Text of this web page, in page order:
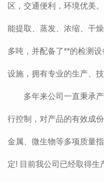
区，交通便利，环境优美
能提取、蒸发、浓缩、干
多吨，并配备了**的检测
设施，拥有专业的生产、
多年来公司一直秉承产
行控制，对产品的有效成
金属、微生物等多项质量
定! 目前我公司已经取得生